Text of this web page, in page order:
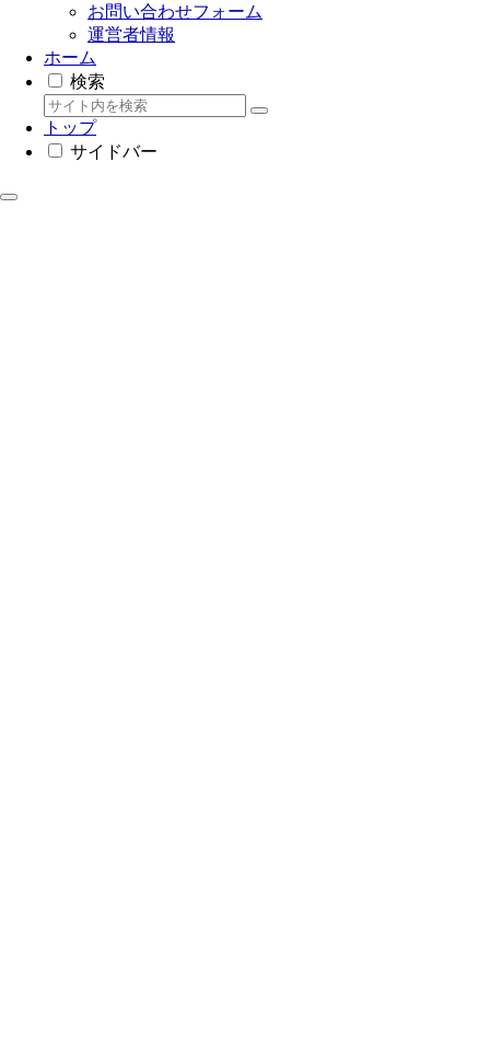
お問い合わせフォーム
運営者情報
ホーム
検索
トップ
サイドバー